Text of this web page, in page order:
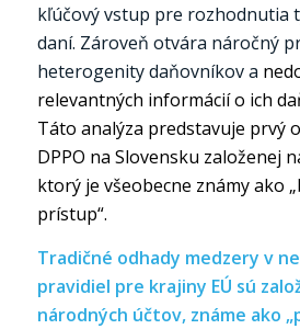
kľúčový vstup pre rozhodnutia
daní. Zároveň otvára náročný
heterogenity daňovníkov a
relevantných informácií o ich
Táto analýza predstavuje prvý
DPPO na Slovensku založenej
ktorý je všeobecne známy ako
prístup“.
Tradičné odhady medzery v
pravidiel pre krajiny EÚ sú
národných účtov, známe ako